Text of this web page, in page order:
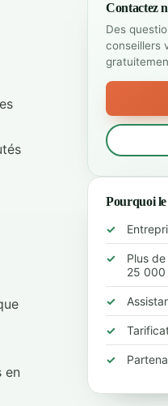
en
Contactez
Des
conseillers
Pourquoi
Plus
25 000